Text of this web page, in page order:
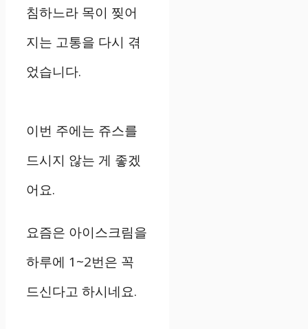
침하느라 목이 찢어
지는 고통을 다시 겪
었습니다.
이번 주에는 쥬스를
드시지 않는 게 좋겠
어요.
요즘은 아이스크림을
하루에 1~2번은 꼭
드신다고 하시네요.